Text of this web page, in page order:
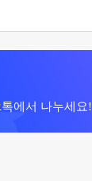
에서 나누세요!